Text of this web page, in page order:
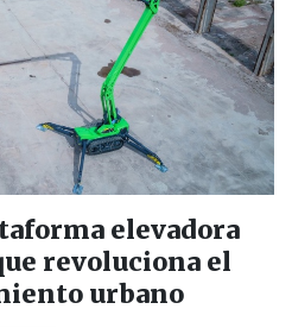
elevadora
revoluciona el
urbano